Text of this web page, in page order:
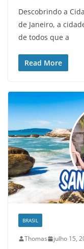
Descobrindo a
de Janeiro, a
de todos que a
Read More
BRASIL
Thomas julho 15,